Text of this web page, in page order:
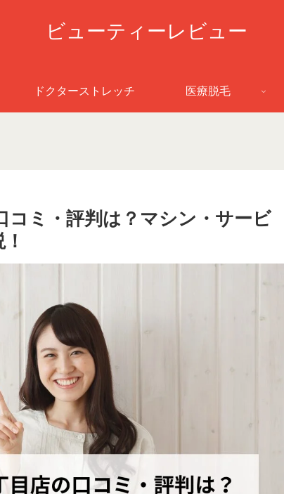
ビューティーレビュー
ドクターストレッチ 医療脱毛
コミ・評判は？マシン・サービ